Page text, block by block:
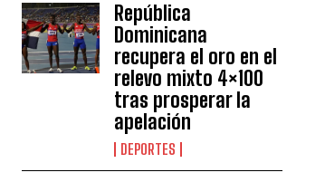
República
Dominicana
recupera el oro en el
relevo mixto 4×100
tras prosperar la
apelación
DEPORTES